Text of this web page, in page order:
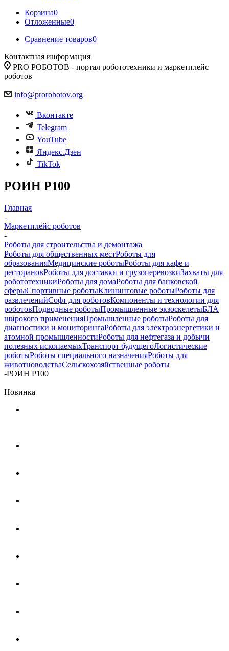
Корзина0
Отложенные0
Сравнение товаров0
Контактная информация
PRO РОБОТОВ - портал робототехники и маркетплейс
роботов
info@prorobotov.org
Вконтакте
Telegram
YouTube
Яндекс.Дзен
TikTok
РОИН Р100
Главная
-
Маркетплейс роботов
-
Роботы для строительства и демонтажа
Роботы для общественных местРоботы для
образованияМедицинские роботыРоботы для кафе и
ресторановРоботы для доставки и грузоперевозкиЗахваты для
робототехникиРоботы для домаРоботы для банковской
сферыСпортивные роботыКлининговые роботыРоботы для
развлеченийСофт для роботовКомпоненты и технологии для
роботовПодводные роботыПромышленные экзоскелетыБЛА
широкого примененияПромышленные роботыРоботы для
диагностики и мониторингаРоботы для электроэнергетики и
атомной промышленностиРоботы для нефтегаза и добычи
полезных ископаемыхТранспорт будущегоЛогистические
роботыРоботы специального назначенияРоботы для
животноводстваСельскохозяйственные роботы
-РОИН Р100
Новинка